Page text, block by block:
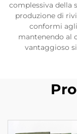
complessiva della
produzione di
conformi
mantenendo al
vantaggioso